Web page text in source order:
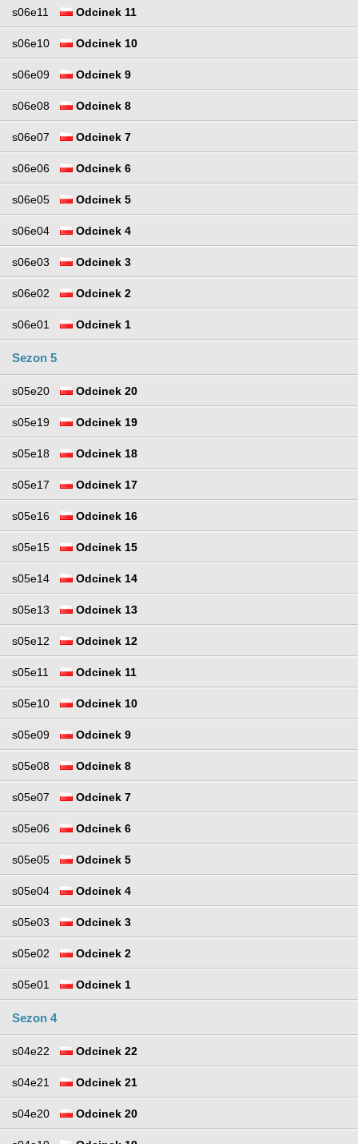
s06e11 Odcinek 11
s06e10 Odcinek 10
s06e09 Odcinek 9
s06e08 Odcinek 8
s06e07 Odcinek 7
s06e06 Odcinek 6
s06e05 Odcinek 5
s06e04 Odcinek 4
s06e03 Odcinek 3
s06e02 Odcinek 2
s06e01 Odcinek 1
Sezon 5
s05e20 Odcinek 20
s05e19 Odcinek 19
s05e18 Odcinek 18
s05e17 Odcinek 17
s05e16 Odcinek 16
s05e15 Odcinek 15
s05e14 Odcinek 14
s05e13 Odcinek 13
s05e12 Odcinek 12
s05e11 Odcinek 11
s05e10 Odcinek 10
s05e09 Odcinek 9
s05e08 Odcinek 8
s05e07 Odcinek 7
s05e06 Odcinek 6
s05e05 Odcinek 5
s05e04 Odcinek 4
s05e03 Odcinek 3
s05e02 Odcinek 2
s05e01 Odcinek 1
Sezon 4
s04e22 Odcinek 22
s04e21 Odcinek 21
s04e20 Odcinek 20